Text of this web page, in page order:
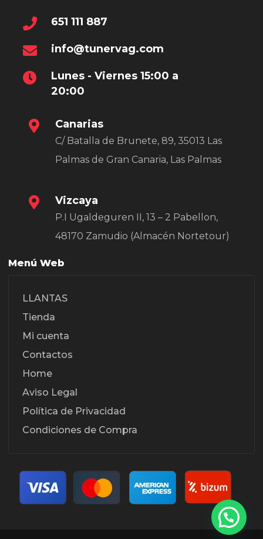
651 111 887
info@tunervag.com
Lunes - Viernes 15:00 a
20:00
Canarias
C/ Batalla de Brunete, 89, 35013 Las
Palmas de Gran Canaria, Las Palmas
Vizcaya
P.I Ugaldeguren II, 13 – 2 Pabellon,
48170 Zamudio (Almacén Nortetour)
Menú Web
LLANTAS
Tienda
Mi cuenta
Contactos
Home
Aviso Legal
Política de Privacidad
Condiciones de Compra